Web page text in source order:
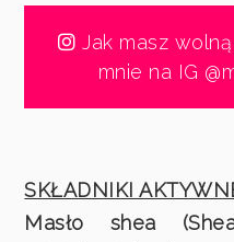
Jak masz
mnie na IG
SKŁADNIKI
Masło shea